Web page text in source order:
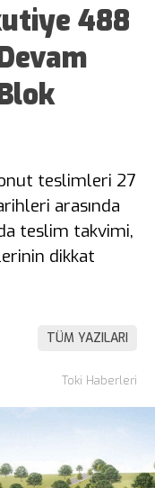
488
teslimleri 27
arasında
teslim takvimi,
dikkat
TÜM YAZILARI
Toki Haberleri